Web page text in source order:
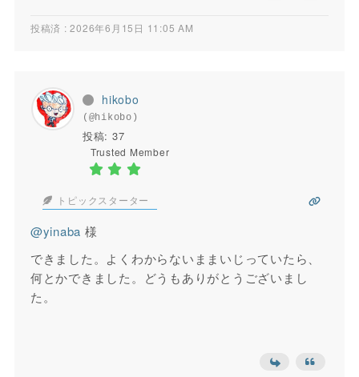
投稿済 : 2026年6月15日 11:05 AM
hikobo
(@hikobo)
投稿: 37
Trusted Member
トピックスターター
@yinaba 様
できました。よくわからないままいじっていたら、
何とかできました。どうもありがとうございまし
た。